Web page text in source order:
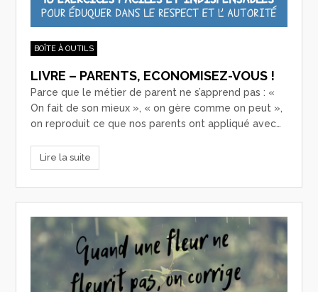
BOÎTE À OUTILS
LIVRE – PARENTS, ECONOMISEZ-VOUS !
Parce que le métier de parent ne s’apprend pas : «
On fait de son mieux », « on gère comme on peut »,
on reproduit ce que nos parents ont appliqué avec…
Lire la suite